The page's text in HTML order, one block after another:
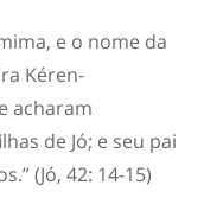
e o nome da
Kéren-
acharam
de Jó; e seu pai
(Jó, 42: 14-15)